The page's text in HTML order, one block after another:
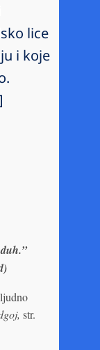
lice
i koje
str.